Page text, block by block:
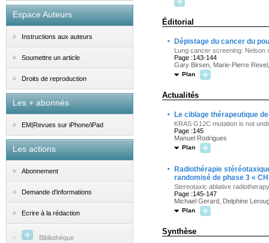
Espace Auteurs
Instructions aux auteurs
Soumettre un article
Droits de reproduction
Les + abonnés
EM|Revues sur iPhone/iPad
Les actions
Abonnement
Demande d'informations
Ecrire à la rédaction
Bibliothèque
Éditorial
· Dépistage du cancer du
Lung cancer screening: Nelson
Page :143-144
Gary Birsen, Marie-Pierre
Plan
Actualités
· Le ciblage thérapeutique
KRAS G12C mutation is not
Page :145
Manuel Rodrigues
Plan
·
Radiothérapie
randomisé de phase 3 «
Stereotaxic ablative
Page :145-147
Michael Gerard, Delphine
Plan
Synthèse